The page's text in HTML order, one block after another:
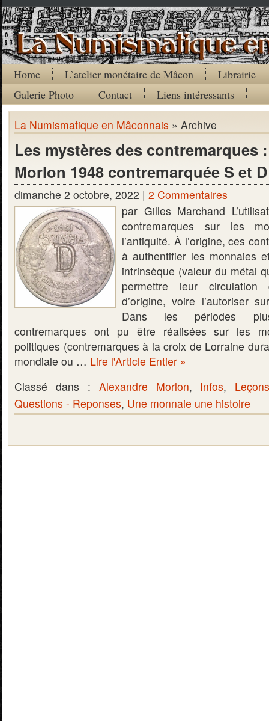
Home L’atelier monétaire de Mâcon
Librairie
Galerie Photo
Contact Liens intéressants
La Numismatique en Mâconnais » Archive
Les mystères des contremarques
Morlon 1948 contremarquée S et D
dimanche 2 octobre, 2022 | 2 Commentaires
par Gilles Marchand
contremarques sur les
l’antiquité. À l’origine, ces
à authentifier les monnaies
intrinsèque (valeur du métal
permettre leur
d’origine, voire l’autoriser
Dans les périodes
contremarques ont pu être réalisées sur les
politiques (contremarques à la croix de Lorraine
mondiale ou … Lire l'Article Entier »
Classé dans : Alexandre Morlon, Infos,
Questions - Reponses, Une monnaie une histoire